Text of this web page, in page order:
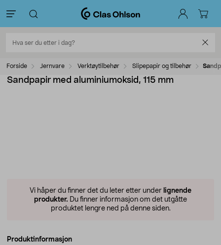
Forside Jernvare Verktøytilbehør Slipepapir og tilbehør
Sandpapir med aluminiumoksid, 115 mm
Vi håper du finner det du leter etter under lignende
produkter. Du finner informasjon om det utgåtte
produktet lengre ned på denne siden.
Produktinformasjon